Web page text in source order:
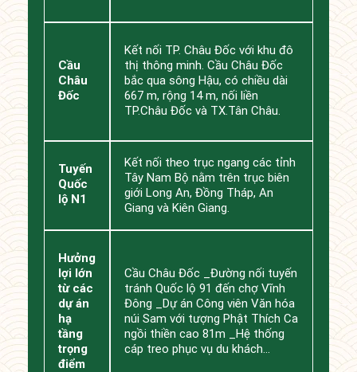
Cầu
Châu
Đốc
Kết nối TP. Châu Đốc với khu đô
thị thông minh. Cầu Châu Đốc
bắc qua sông Hậu, có chiều dài
667 m, rộng 14 m, nối liền
TP.Châu Đốc và TX.Tân Châu.
Tuyến
Quốc
lộ N1
Kết nối theo trục ngang các tỉnh
Tây Nam Bộ nằm trên trục biên
giới Long An, Đồng Tháp, An
Giang và Kiên Giang.
Hưởng
lợi lớn
từ các
dự án
hạ
tầng
trọng
điểm
Cầu Châu Đốc _Đường nối tuyến
tránh Quốc lộ 91 đến chợ Vĩnh
Đông _Dự án Công viên Văn hóa
núi Sam với tượng Phật Thích Ca
ngồi thiền cao 81m _Hệ thống
cáp treo phục vụ du khách…